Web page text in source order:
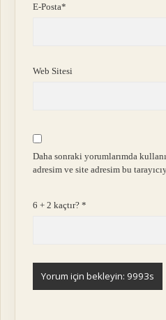
E-Posta*
Web Sitesi
Daha sonraki yorumlarımda
adresim ve site adresim bu
6 + 2 kaçtır?*